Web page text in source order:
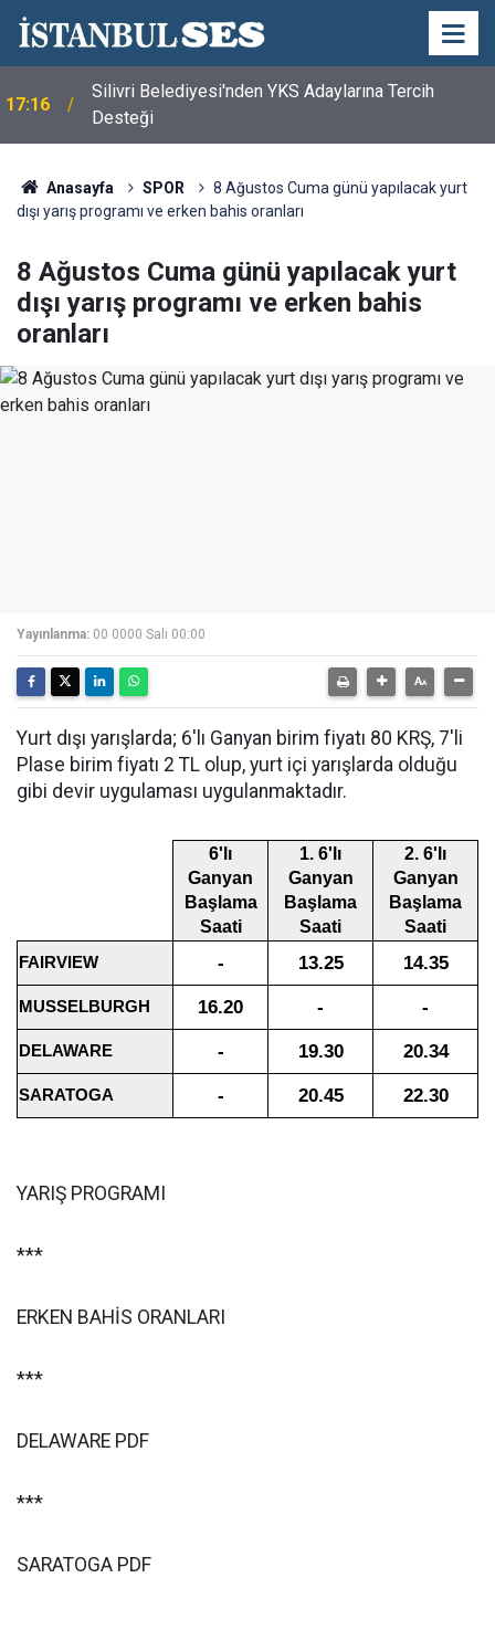
17:16
Silivri Belediyesi'nden YKS Adaylarına Tercih
Desteği
Anasayfa SPOR
8 Ağustos Cuma günü yapılacak yurt
dışı yarış programı ve erken bahis oranları
8 Ağustos Cuma günü yapılacak yurt
dışı yarış programı ve erken bahis
oranları
Yayınlanma: 00 0000 Salı 00:00
Yurt dışı yarışlarda; 6'lı Ganyan birim fiyatı 80 KRŞ, 7'li
Plase birim fiyatı 2 TL olup, yurt içi yarışlarda olduğu
gibi devir uygulaması uygulanmaktadır.
6'lı
Ganyan
Başlama
Saati
1. 6'lı
Ganyan
Başlama
Saati
2. 6'lı
Ganyan
Başlama
Saati
FAIRVIEW - 13.25 14.35
MUSSELBURGH 16.20 - -
DELAWARE - 19.30 20.34
SARATOGA - 20.45 22.30
YARIŞ PROGRAMI
***
ERKEN BAHİS ORANLARI
***
DELAWARE PDF
***
SARATOGA PDF